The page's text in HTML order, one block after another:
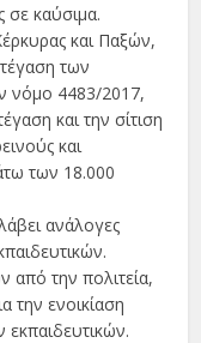
σε καύσιμα.
και Παξών,
των
νόμο 4483/2017,
και την σίτιση
και
των 18.000
ανάλογες
από την πολιτεία,
την ενοικίαση